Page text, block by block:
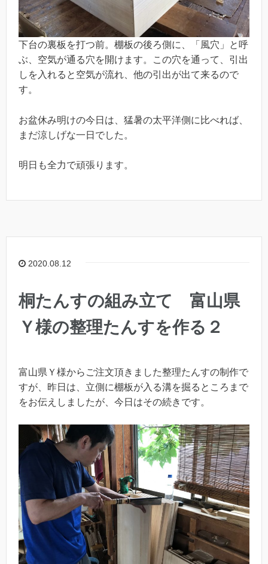
下台の裏板を打つ前。棚板の後ろ側に、「風穴」と呼
ぶ、空気が通る穴を開けます。この穴を通って、引出
しを入れると空気が流れ、他の引出が出て来るので
す。
お盆休み明けの今日は、猛暑の太平洋側に比べれば、
まだ涼しげな一日でした。
明日も全力で頑張ります。
2020.08.12
桐たんすの組み立て 富山県
Ｙ様の整理たんすを作る２
富山県Ｙ様からご注文頂きました整理たんすの制作で
すが、昨日は、立側に棚板が入る溝を掘るところまで
をお伝えしましたが、今日はその続きです。